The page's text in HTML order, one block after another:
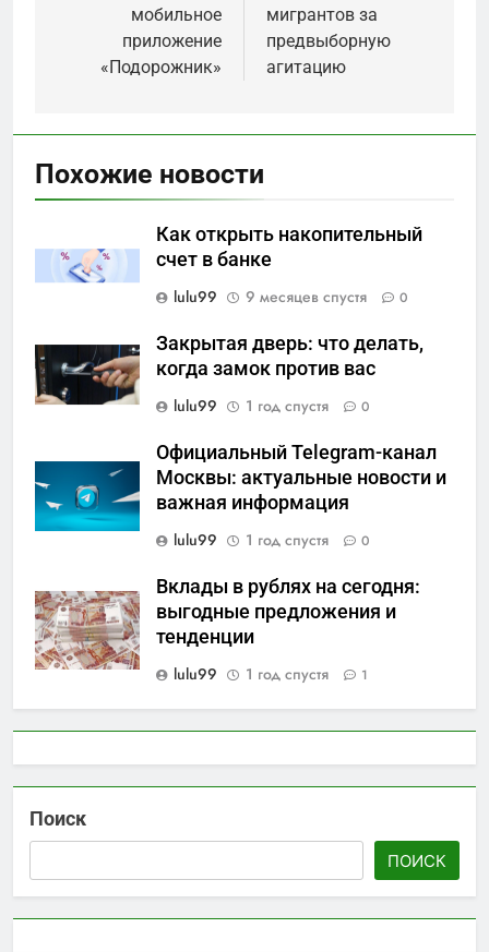
мобильное
приложение
«Подорожник»
мигрантов за
предвыборную
агитацию
Похожие новости
Как открыть накопительный
счет в банке
lulu99
9 месяцев спустя 0
Закрытая дверь: что делать,
когда замок против вас
lulu99
1 год спустя 0
Официальный Telegram-канал
Москвы: актуальные новости и
важная информация
lulu99
1 год спустя 0
Вклады в рублях на сегодня:
выгодные предложения и
тенденции
lulu99
1 год спустя 1
Поиск
ПОИСК